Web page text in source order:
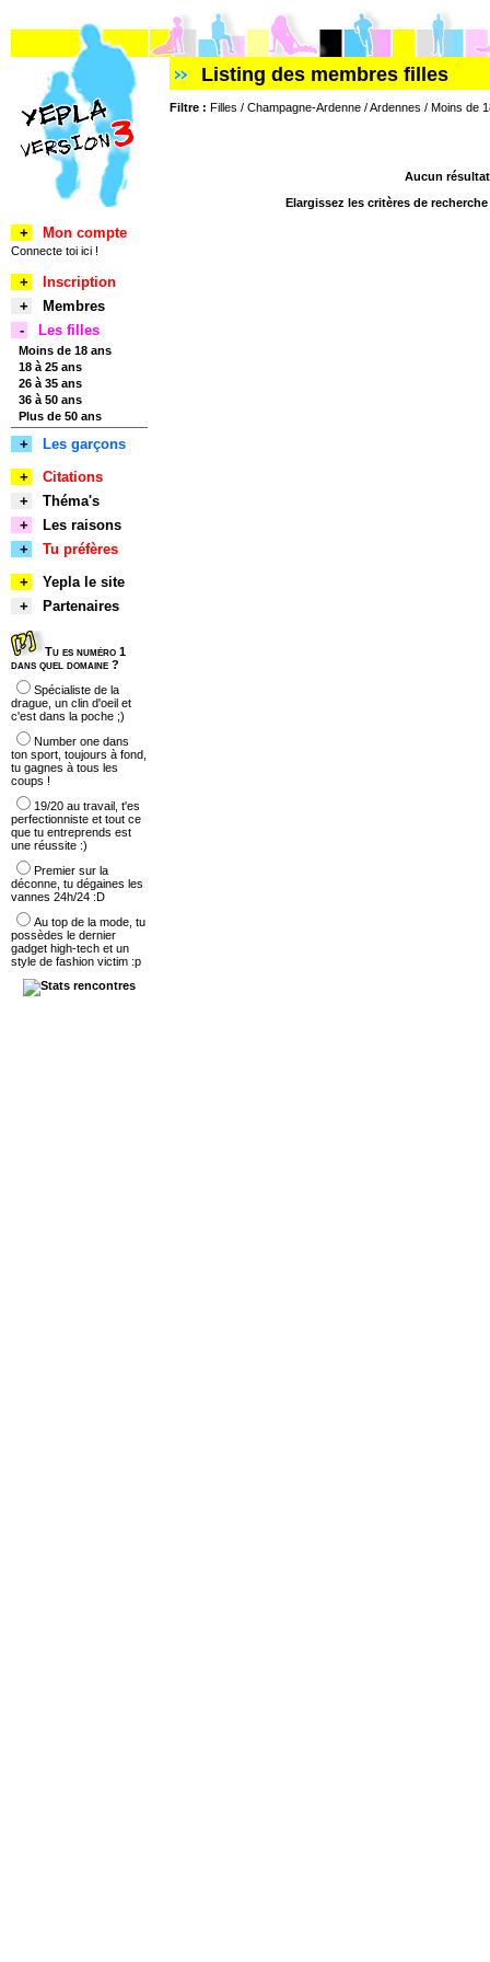
Listing des membres filles
Filtre : Filles / Champagne-Ardenne / Ardennes / Moins de
Aucun
Elargissez les critères de
+ Mon compte
Connecte toi ici !
+
Inscription
+
Membres
-
Les filles
Moins de 18 ans
18 à 25 ans
26 à 35 ans
36 à 50 ans
Plus de 50 ans
+
Les garçons
+
Citations
+
Théma's
+
Les raisons
+
Tu préfères
+
Yepla le site
+
Partenaires
Tu es numéro 1
dans quel domaine ?
Spécialiste de la
drague, un clin d'oeil et
c'est dans la poche ;)
Number one dans
ton sport, toujours à fond,
tu gagnes à tous les
coups !
19/20 au travail, t'es
perfectionniste et tout ce
que tu entreprends est
une réussite :)
Premier sur la
déconne, tu dégaines les
vannes 24h/24 :D
Au top de la mode, tu
possèdes le dernier
gadget high-tech et un
style de fashion victim :p